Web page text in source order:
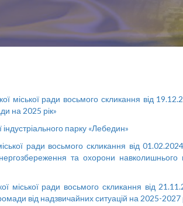
міської ради восьмого скликання від
на 2025 рік»
парку «Лебедин»
ради восьмого скликання від
та охорони навколишнього
міської ради восьмого скликання від
від надзвичайних ситуацій на 2025-2027